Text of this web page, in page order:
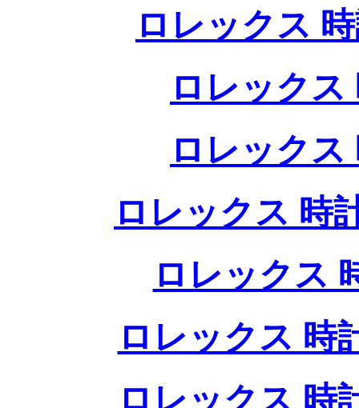
ロレックス
ロレックス
ロレックス
ロレックス 時
ロレックス
ロレックス 時
ロレックス 時